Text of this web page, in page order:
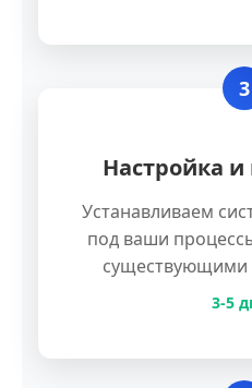
3
Настройка
Устанавливаем
под ваши
существующими
3-5